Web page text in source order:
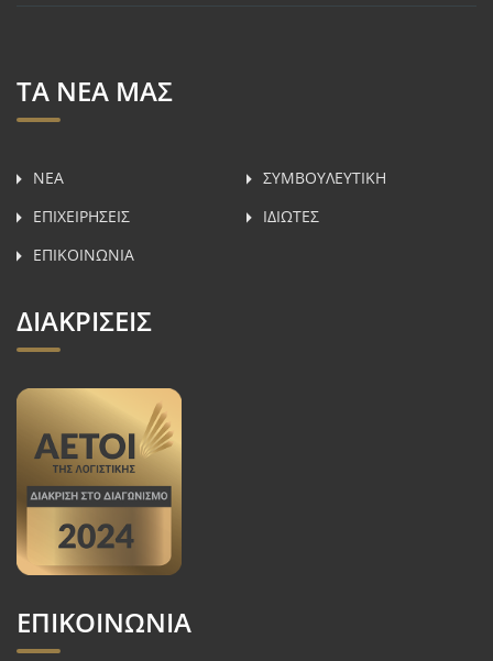
ΤΑ ΝΕΑ ΜΑΣ
ΝΕΑ
ΣΥΜΒΟΥΛΕΥΤΙΚH
ΕΠΙΧΕΙΡΗΣΕΙΣ
ΙΔΙΩΤΕΣ
ΕΠΙΚΟΙΝΩΝΙΑ
ΔΙΑΚΡΙΣΕΙΣ
ΕΠΙΚΟΙΝΩΝΙΑ